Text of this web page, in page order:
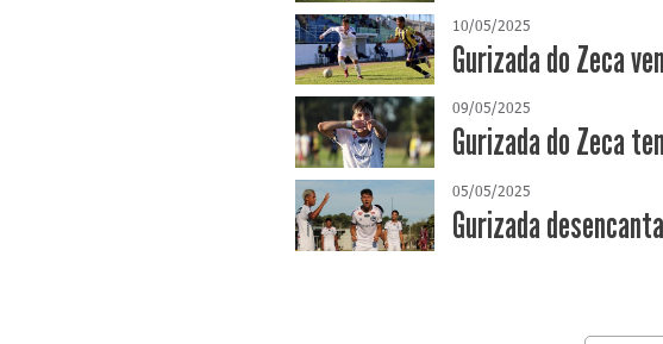
10/05/2025
Gurizada do Zeca
09/05/2025
Gurizada do Zeca
05/05/2025
Gurizada